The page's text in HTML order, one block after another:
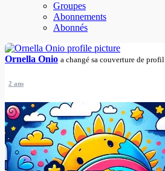
Groupes
Abonnements
Abonnés
Ornella Onio a changé sa couverture de profil
2 ans